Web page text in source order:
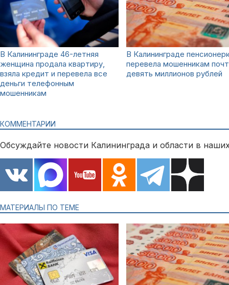
В Калининграде 46-летняя
женщина продала квартиру,
взяла кредит и перевела все
деньги телефонным
мошенникам
В Калининграде
перевела мошенникам
девять миллионов рублей
КОММЕНТАРИИ
Обсуждайте новости Калининграда и области в
МАТЕРИАЛЫ ПО ТЕМЕ